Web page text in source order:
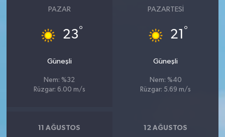
PAZAR
23°
Güneşli
Nem: %32
Rüzgar: 6.00 m/s
PAZARTESI
21 °
Güneşli
Nem: %40
Rüzgar: 5.69 m/s
11 AĞUSTOS 12 AĞUSTOS